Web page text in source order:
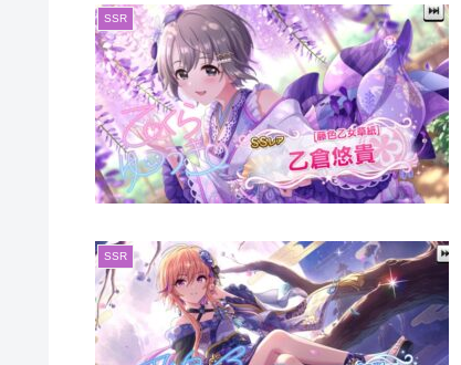
SSR
SSR